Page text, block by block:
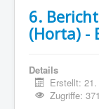
6.
(Horta) -
Details
Erstellt:
Zugriffe: